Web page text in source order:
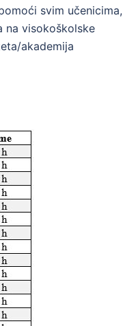
svim učenicima,
na visokoškolske
akademija